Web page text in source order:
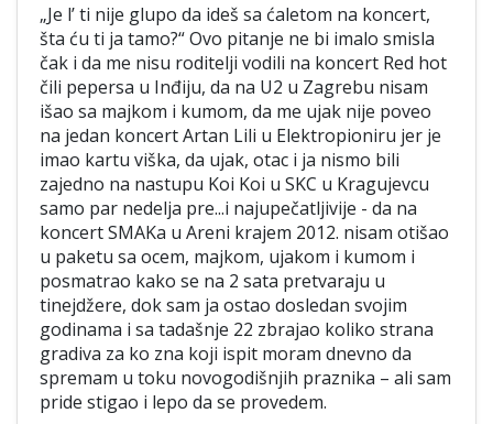
„Je l’ ti nije glupo da ideš sa ćaletom na koncert,
šta ću ti ja tamo?“ Ovo pitanje ne bi imalo smisla
čak i da me nisu roditelji vodili na koncert Red hot
čili pepersa u Inđiju, da na U2 u Zagrebu nisam
išao sa majkom i kumom, da me ujak nije poveo
na jedan koncert Artan Lili u Elektropioniru jer je
imao kartu viška, da ujak, otac i ja nismo bili
zajedno na nastupu Koi Koi u SKC u Kragujevcu
samo par nedelja pre...i najupečatljivije - da na
koncert SMAKa u Areni krajem 2012. nisam otišao
u paketu sa ocem, majkom, ujakom i kumom i
posmatrao kako se na 2 sata pretvaraju u
tinejdžere, dok sam ja ostao dosledan svojim
godinama i sa tadašnje 22 zbrajao koliko strana
gradiva za ko zna koji ispit moram dnevno da
spremam u toku novogodišnjih praznika – ali sam
pride stigao i lepo da se provedem.